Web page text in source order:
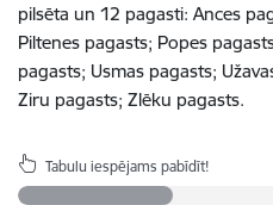
pilsēta un 12 pagasti: Ances
Piltenes pagasts; Popes
pagasts; Usmas pagasts;
Ziru pagasts; Zlēku pagasts.
Tabulu iespējams pabīdīt!